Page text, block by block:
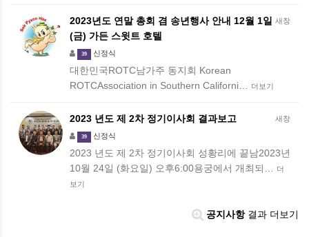
새창
2023년도 연말 총회 겸 송년행사 안내 12월 1일
(금) 가든 스윗트 호텔
39 신정식
대한민국ROTC남가주 동지회 Korean
ROTCAssociation in Southern Californi…
더보기
새창
2023 년도 제 2차 정기이사회 결과보고
39 신정식
2023 년도 제 2차 정기이사회 성황리에 끝남2023년
10월 24일 (화요일) 오후6:00용궁에서 개최되…
더
보기
공지사항결과 더보기